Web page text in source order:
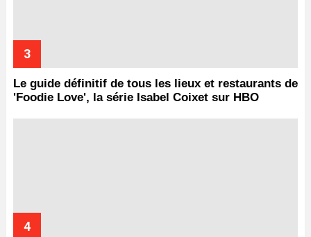
Le guide définitif de tous les lieux et restaurants de
'Foodie Love', la série Isabel Coixet sur HBO